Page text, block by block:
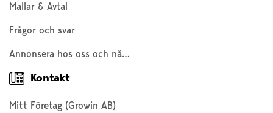
Mallar & Avtal
Frågor och svar
Annonsera hos oss och nå 200 000 företagare och entreprenörer
Kontakt
Mitt Företag (Growin AB)